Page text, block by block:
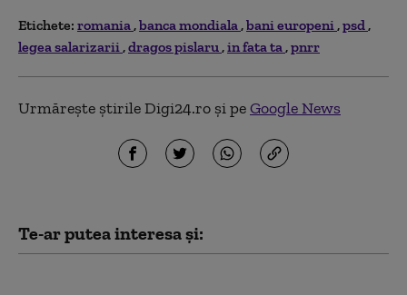
Etichete: romania banca mondiala bani europeni psd
legea salarizarii dragos pislaru in fata ta pnrr
Urmărește știrile Digi24.ro și peGoogle News
Te-ar putea interesa și: